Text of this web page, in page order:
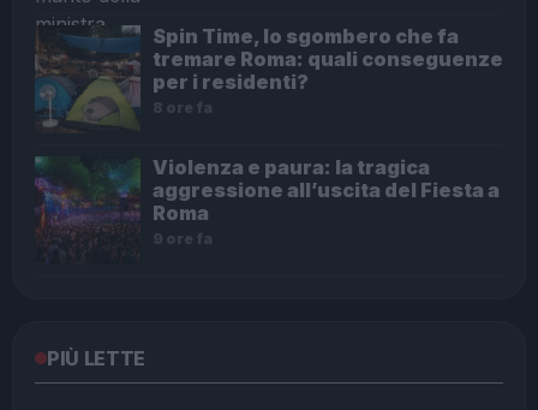
Spin Time, lo sgombero che fa
tremare Roma: quali conseguenze
per i residenti?
8 ore fa
Violenza e paura: la tragica
aggressione all’uscita del Fiesta a
Roma
9 ore fa
PIÙ LETTE